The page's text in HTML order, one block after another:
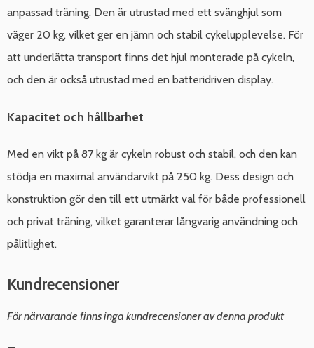
anpassad träning. Den är utrustad med ett svänghjul som
väger 20 kg, vilket ger en jämn och stabil cykelupplevelse. För
att underlätta transport finns det hjul monterade på cykeln,
och den är också utrustad med en batteridriven display.
Kapacitet och hållbarhet
Med en vikt på 87 kg är cykeln robust och stabil, och den kan
stödja en maximal användarvikt på 250 kg. Dess design och
konstruktion gör den till ett utmärkt val för både professionell
och privat träning, vilket garanterar långvarig användning och
pålitlighet.
Kundrecensioner
För närvarande finns inga kundrecensioner av denna produkt